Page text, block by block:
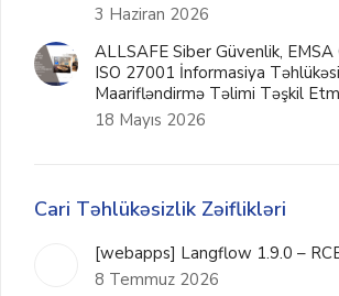
3 Haziran 2026
ALLSAFE Siber Güvenlik,
ISO 27001 İnformasiya
Maarifləndirmə Təlimi Təşkil
18 Mayıs 2026
Cari Təhlükəsizlik Zəiflikləri
[webapps] Langflow 1.9.0 –
8 Temmuz 2026